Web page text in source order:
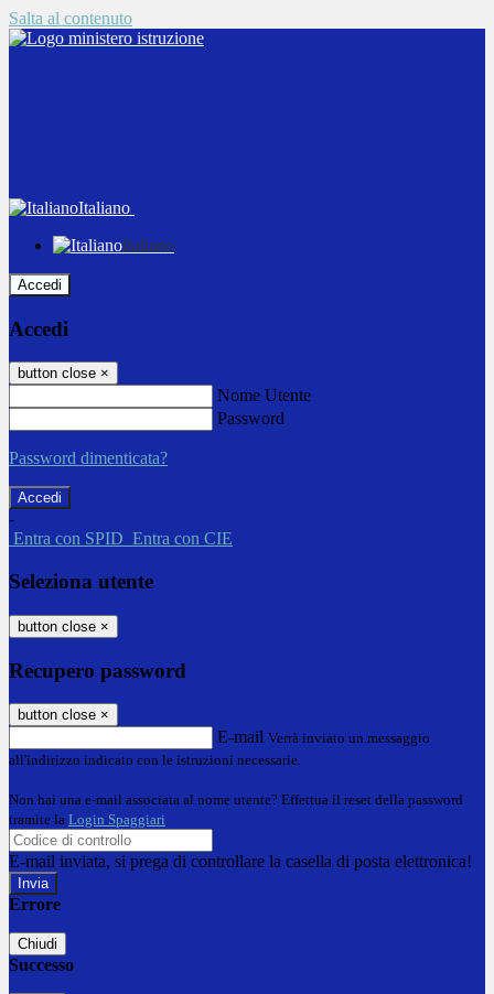
Salta al contenuto
Italiano
Italiano
Accedi
Accedi
button close ×
Nome Utente
Password
Password dimenticata?
-
Entra con SPID Entra con CIE
Seleziona utente
button close ×
Recupero password
button close ×
E-mail Verrà inviato un messaggio
all'indirizzo indicato con le istruzioni necessarie.
Non hai una e-mail associata al nome utente? Effettua il reset della password
tramite la Login Spaggiari
E-mail inviata, si prega di controllare la casella di posta elettronica!
Errore
Chiudi
Successo